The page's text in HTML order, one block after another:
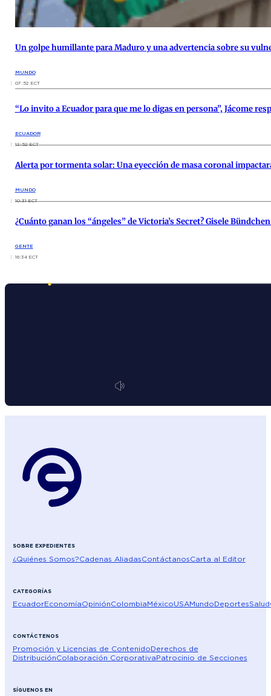
Un golpe humillante para Maduro y una advertencia sobre su
MUNDO
07:52 ECT
“Lo invito a Ecuador para que me lo digas en persona”, Jácome
ECUADOR
12:52 ECT
Alerta por tormenta solar: Una eyección de masa coronal
MUNDO
10:31 ECT
¿Cuánto ganan los “ángeles” de Victoria’s Secret? Gisele
GENTE
16:34 ECT
SOBRE EXPEDIENTES
¿Quiénes Somos?Cadenas AliadasContáctanosCarta al Editor
CATEGORÍAS
EcuadorEconomíaOpiniónColombiaMéxicoUSAMundoDeportesSalud
CONTÁCTENOS
Promoción y Licencias de ContenidoDerechos de
DistribuciónColaboración CorporativaPatrocinio de Secciones
SÍGUENOS EN